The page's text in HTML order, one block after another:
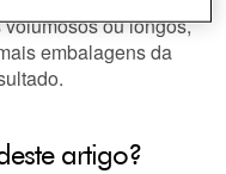
ou longos,
embalagens da
artigo?